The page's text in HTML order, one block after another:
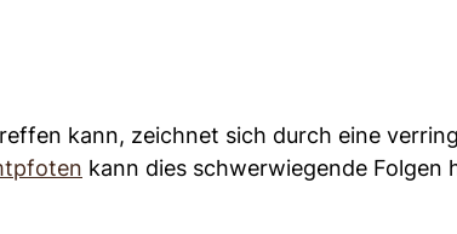
kann, zeichnet sich durch eine
kann dies schwerwiegende Folgen